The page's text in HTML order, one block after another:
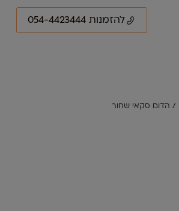
להזמנות 054-4423444
/ הדום סקאי שחור